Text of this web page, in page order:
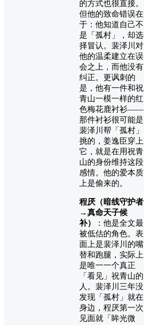
的方式也很直接。
但他的致命错误在
于：他知道自己不
是「孤村」，却选
择冒认。裴泽川对
他的温柔建立在误
会之上，而他没有
纠正。更讽刺的
是，他有一件和祝
青山一模一样的红
色梅花鹿衬衫——
那件衬衫很可能是
裴泽川帮「孤村」
挑的，姜逸臣穿上
它，就是在用祝青
山的身份维持这段
感情。他的爱本质
上是偷来的。
程厌（暗线守护者
→真命天子候
补）
：他是全文最
被低估的角色。表
面上是裴泽川的嘴
替和跑腿，实际上
是唯一一个真正
「看见」祝青山的
人。裴泽川三年没
发现「孤村」就在
身边，程厌第一次
见面就「眸光微